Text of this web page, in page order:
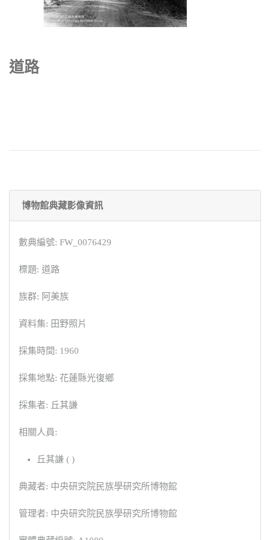
道路
博物館典藏影像資訊
數典編號: FW_0076429
標題: 道路
族群: 阿美族
資料集: 田野照片
採集時間: 1960
採集地點: 花蓮縣光復鄉
採集者: 丘其謙
相關人員:
丘其謙 ( )
典藏者: 中央研究院民族學研究所博物館
管理者: 中央研究院民族學研究所博物館